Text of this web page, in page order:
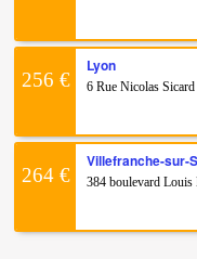
256 €
Lyon
6 Rue Nicolas Sicard
264 €
Villefranche-sur-
384 boulevard Louis